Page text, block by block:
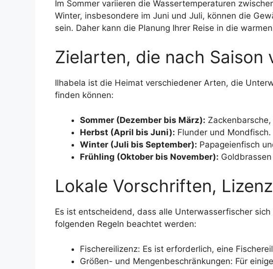
Im Sommer variieren die Wassertemperaturen
Winter, insbesondere im Juni und Juli, können die
sein. Daher kann die Planung Ihrer Reise in die
Zielarten, die nach Saison
Ilhabela ist die Heimat verschiedener Arten, die
finden können:
Sommer (Dezember bis März):
Herbst (April bis Juni): Flunder und Mondfisch.
Winter (Juli bis September): Papageienfisch
Frühling (Oktober bis November):
Lokale Vorschriften,
Es ist entscheidend, dass alle Unterwasserfischer
folgenden Regeln beachtet werden:
Fischereilizenz: Es ist erforderlich, eine
Größen- und Mengenbeschränkungen: Für